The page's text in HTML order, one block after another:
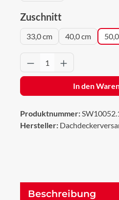
Zuschnitt
33,0 cm 40,0 cm
Produkt Anzahl:
In den
Produktnummer:
Hersteller:
Beschreibung